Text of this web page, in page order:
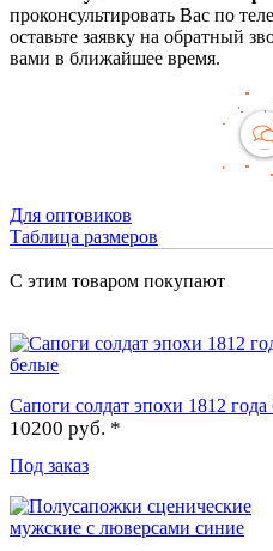
проконсультировать Вас по
оставьте заявку на обратный
вами в ближайшее время.
Для оптовиков
Таблица размеров
С этим товаром покупают
Сапоги солдат эпохи 1812 года
10200 руб. *
Под заказ